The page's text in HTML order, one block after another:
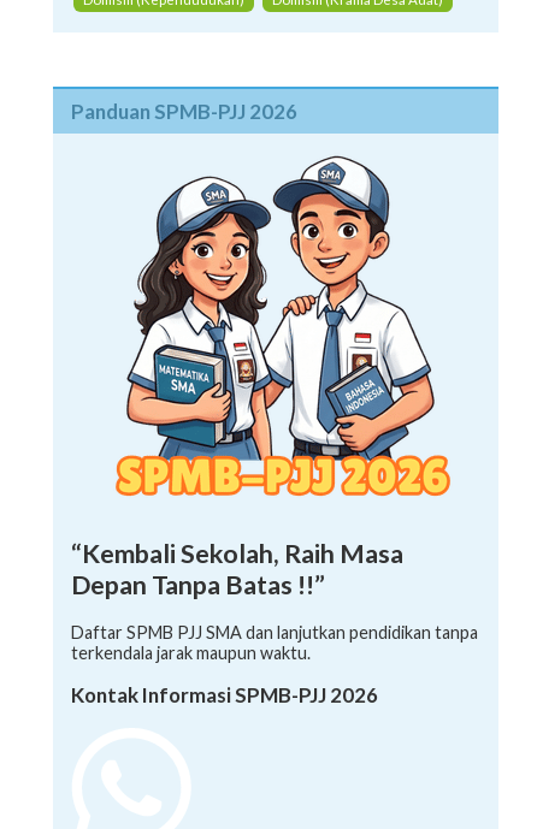
Domisili (Kependudukan)
Domisili (Krama Desa Adat)
Panduan SPMB-PJJ 2026
“Kembali Sekolah, Raih Masa
Depan Tanpa Batas !!”
Daftar SPMB PJJ SMA dan lanjutkan pendidikan tanpa
terkendala jarak maupun waktu.
Kontak Informasi SPMB-PJJ 2026